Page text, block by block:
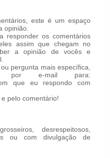
este é um espaço
opinião.
responder os comentários
assim que chegam no
a opinião de vocês e
pergunta mais específica,
por e-mail para:
que eu respondo com
pelo comentário!
desrespeitosos,
ou com divulgação de